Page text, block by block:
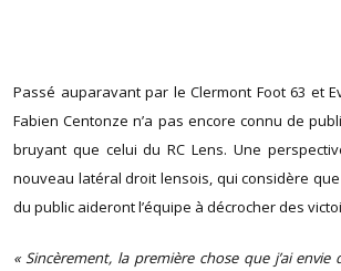
Passé auparavant par le Clermont Foot 63 et
Fabien Centonze n’a pas encore connu de
bruyant que celui du RC Lens. Une
nouveau latéral droit lensois, qui considère
du public aideront l’équipe à décrocher des
« Sincèrement, la première chose que j’ai